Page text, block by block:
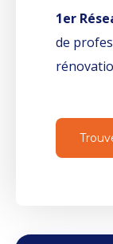
1er
de